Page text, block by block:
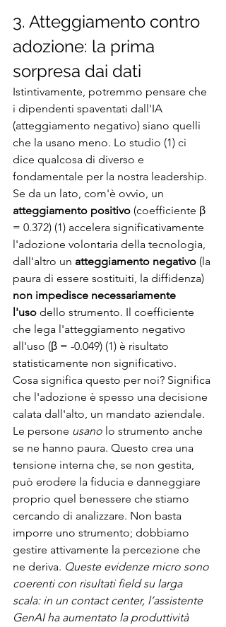
3. Atteggiamento contro
adozione: la prima
sorpresa dai dati
Istintivamente, potremmo pensare che
i dipendenti spaventati dall'IA
(atteggiamento negativo) siano quelli
che la usano meno. Lo studio (1) ci
dice qualcosa di diverso e
fondamentale per la nostra leadership.
Se da un lato, com'è ovvio, un
atteggiamento positivo (coefficiente β
= 0.372) (1) accelera significativamente
l'adozione volontaria della tecnologia,
dall'altro un atteggiamento negativo (la
paura di essere sostituiti, la diffidenza)
non impedisce necessariamente
l'uso dello strumento. Il coefficiente
che lega l'atteggiamento negativo
all'uso (β = -0.049) (1) è risultato
statisticamente non significativo.
Cosa significa questo per noi? Significa
che l'adozione è spesso una decisione
calata dall'alto, un mandato aziendale.
Le persone usano lo strumento anche
se ne hanno paura. Questo crea una
tensione interna che, se non gestita,
può erodere la fiducia e danneggiare
proprio quel benessere che stiamo
cercando di analizzare. Non basta
imporre uno strumento; dobbiamo
gestire attivamente la percezione che
ne deriva. Queste evidenze micro sono
coerenti con risultati field su larga
scala: in un contact center, l’assistente
GenAI ha aumentato la produttività